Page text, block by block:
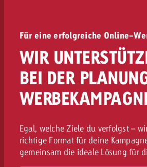
Für eine erfolgreiche Online-
WIR
BEI DER
Egal, welche Ziele du verfolgst –
richtige Format für deine
gemeinsam die ideale Lösung für